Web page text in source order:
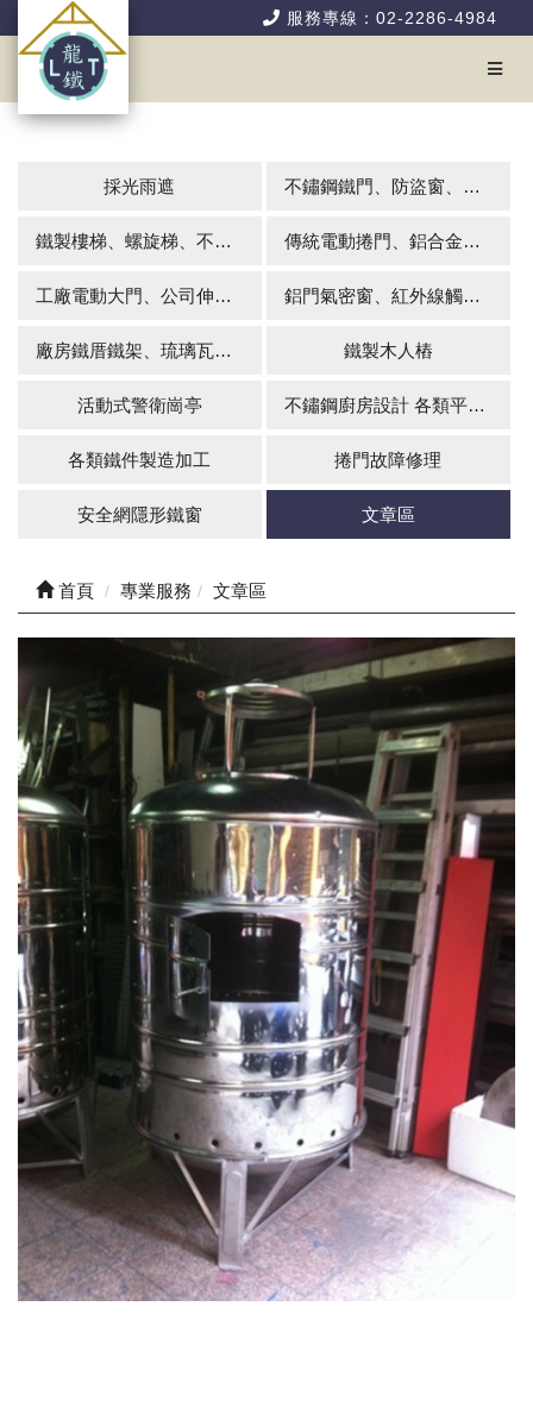
服務專線：02-2286-4984
採光雨遮 不鏽鋼鐵門、防盜窗、花架、硫化銅門
鐵製樓梯、螺旋梯、不銹鋼扶手、欄杆 傳統電動捲門、鋁合金快速捲門
工廠電動大門、公司伸縮大門、伸縮門系列 鋁門氣密窗、紅外線觸控式自動玻璃門
廠房鐵厝鐵架、琉璃瓦牆板組合屋、屋頂防漏無壁式雨棚、矽酸鋁板輕鋼室內隔間 鐵製木人樁
活動式警衛崗亭 不鏽鋼廚房設計 各類平台施工
各類鐵件製造加工 捲門故障修理
安全網隱形鐵窗 文章區
首頁 專業服務 文章區